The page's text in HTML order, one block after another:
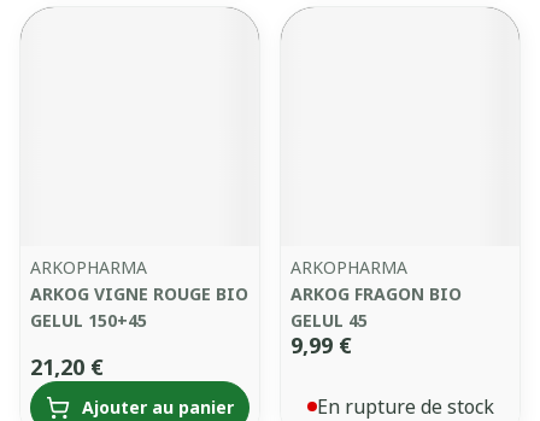
ARKOPHARMA
ARKOG VIGNE ROUGE BIO
GELUL 150+45
21,20 €
Ajouter au panier
ARKOPHARMA
ARKOG FRAGON BIO
GELUL 45
9,99 €
En rupture de stock